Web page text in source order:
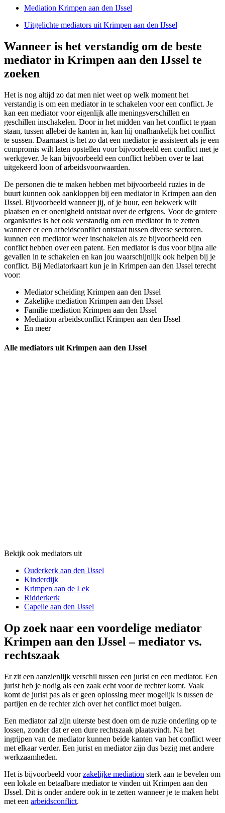
Mediation Krimpen aan den IJssel
Uitgelichte mediators uit Krimpen aan den IJssel
Wanneer is het verstandig om de beste
mediator in Krimpen aan den IJssel te
zoeken
Het is nog altijd zo dat men niet weet op welk moment het
verstandig is om een mediator in te schakelen voor een conflict. Je
kan een mediator voor eigenlijk alle meningsverschillen en
geschillen inschakelen. Door in het midden van het conflict te gaan
staan, tussen allebei de kanten in, kan hij onafhankelijk het conflict
te sussen. Daarnaast is het zo dat een mediator je assisteert als je een
compromis wilt laten opstellen voor bijvoorbeeld een conflict met je
werkgever. Je kan bijvoorbeeld een conflict hebben over te laat
uitgekeerd loon of arbeidsvoorwaarden.
De personen die te maken hebben met bijvoorbeeld ruzies in de
buurt kunnen ook aankloppen bij een mediator in Krimpen aan den
IJssel. Bijvoorbeeld wanneer jij, of je buur, een hekwerk wilt
plaatsen en er onenigheid ontstaat over de erfgrens. Voor de grotere
organisaties is het ook verstandig om een mediator in te zetten
wanneer er een arbeidsconflict ontstaat tussen diverse sectoren.
kunnen een mediator weer inschakelen als ze bijvoorbeeld een
conflict hebben over een patent. Een mediator is dus voor bijna alle
gevallen in te schakelen en kan jou waarschijnlijk ook helpen bij je
conflict. Bij Mediatorkaart kun je in Krimpen aan den IJssel terecht
voor:
Mediator scheiding Krimpen aan den IJssel
Zakelijke mediation Krimpen aan den IJssel
Familie mediation Krimpen aan den IJssel
Mediation arbeidsconflict Krimpen aan den IJssel
En meer
Alle mediators uit Krimpen aan den IJssel
Bekijk ook mediators uit
Ouderkerk aan den IJssel
Kinderdijk
Krimpen aan de Lek
Ridderkerk
Capelle aan den IJssel
Op zoek naar een voordelige mediator
Krimpen aan den IJssel – mediator vs.
rechtszaak
Er zit een aanzienlijk verschil tussen een jurist en een mediator. Een
jurist heb je nodig als een zaak echt voor de rechter komt. Vaak
komt de jurist pas als er geen oplossing meer mogelijk is tussen de
partijen en de rechter zich over het conflict moet buigen.
Een mediator zal zijn uiterste best doen om de ruzie onderling op te
lossen, zonder dat er een dure rechtszaak plaatsvindt. Na het
ingrijpen van de mediator kunnen beide kanten van het conflict weer
met elkaar verder. Een jurist en mediator zijn dus bezig met andere
werkzaamheden.
Het is bijvoorbeeld voorzakelijke mediation sterk aan te bevelen om
een lokale en betaalbare mediator te vinden uit Krimpen aan den
IJssel. Dit is onder andere ook in te zetten wanneer je te maken hebt
met een arbeidsconflict.